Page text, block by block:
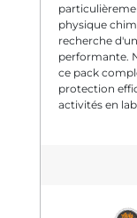
physique
recherche
performante.
ce pack
protection
activités en